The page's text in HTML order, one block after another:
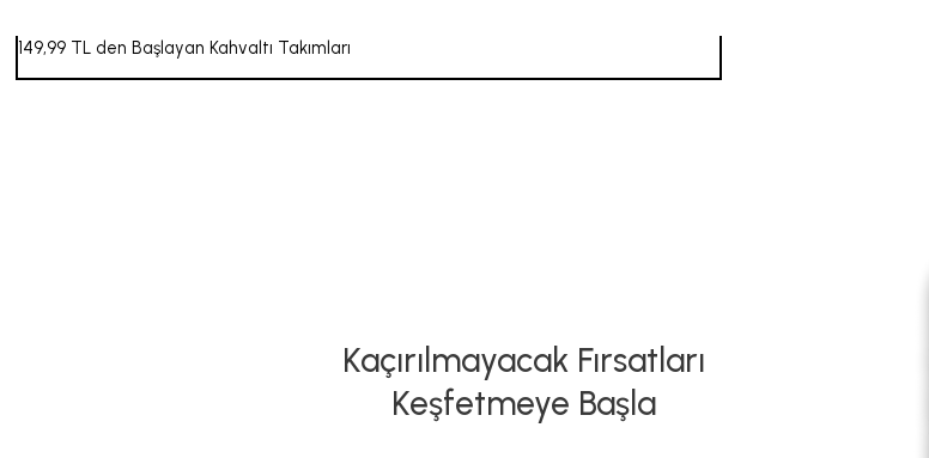
149,99 TL den Başlayan Kahvaltı Takımları
Kaçırılmayacak Fırsatları
Keşfetmeye Başla